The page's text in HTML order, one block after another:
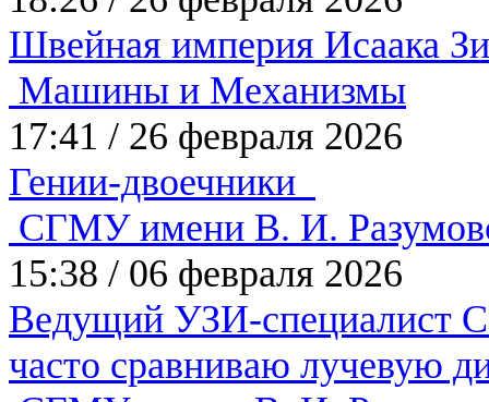
Швейная империя Исаака
Машины и Механизмы
17:41 / 26 февраля 2026
Гении-двоечники
СГМУ имени В. И.
15:38 / 06 февраля 2026
Ведущий УЗИ-специалист
часто сравниваю лучевую